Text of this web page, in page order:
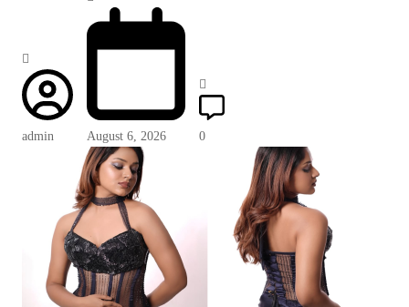
admin August 6, 2026 0